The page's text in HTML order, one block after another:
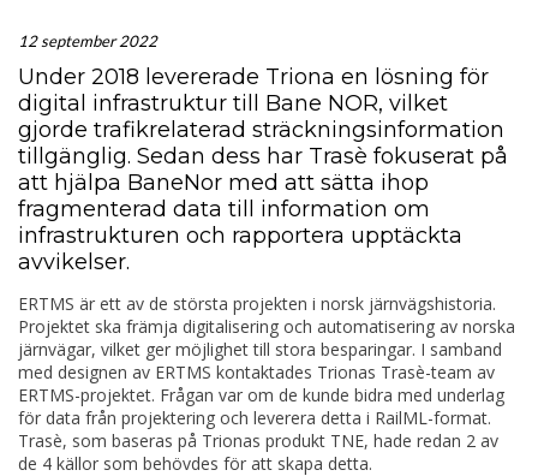
12 september 2022
Under 2018 levererade Triona en lösning för
digital infrastruktur till Bane NOR, vilket
gjorde trafikrelaterad sträckningsinformation
tillgänglig. Sedan dess har Trasè fokuserat på
att hjälpa BaneNor med att sätta ihop
fragmenterad data till information om
infrastrukturen och rapportera upptäckta
avvikelser.
ERTMS är ett av de största projekten i norsk järnvägshistoria.
Projektet ska främja digitalisering och automatisering av norska
järnvägar, vilket ger möjlighet till stora besparingar. I samband
med designen av ERTMS kontaktades Trionas Trasè-team av
ERTMS-projektet. Frågan var om de kunde bidra med underlag
för data från projektering och leverera detta i RailML-format.
Trasè, som baseras på Trionas produkt TNE, hade redan 2 av
de 4 källor som behövdes för att skapa detta.